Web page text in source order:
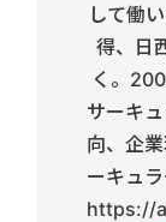
して働
得、日
く。
サーキ
向、企
ーキュ
https://